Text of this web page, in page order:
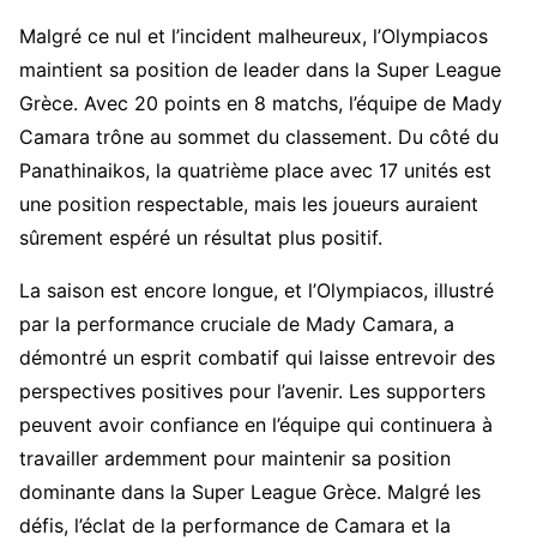
Malgré ce nul et l’incident malheureux, l’Olympiacos
maintient sa position de leader dans la Super League
Grèce. Avec 20 points en 8 matchs, l’équipe de Mady
Camara trône au sommet du classement. Du côté du
Panathinaikos, la quatrième place avec 17 unités est
une position respectable, mais les joueurs auraient
sûrement espéré un résultat plus positif.
La saison est encore longue, et l’Olympiacos, illustré
par la performance cruciale de Mady Camara, a
démontré un esprit combatif qui laisse entrevoir des
perspectives positives pour l’avenir. Les supporters
peuvent avoir confiance en l’équipe qui continuera à
travailler ardemment pour maintenir sa position
dominante dans la Super League Grèce. Malgré les
défis, l’éclat de la performance de Camara et la